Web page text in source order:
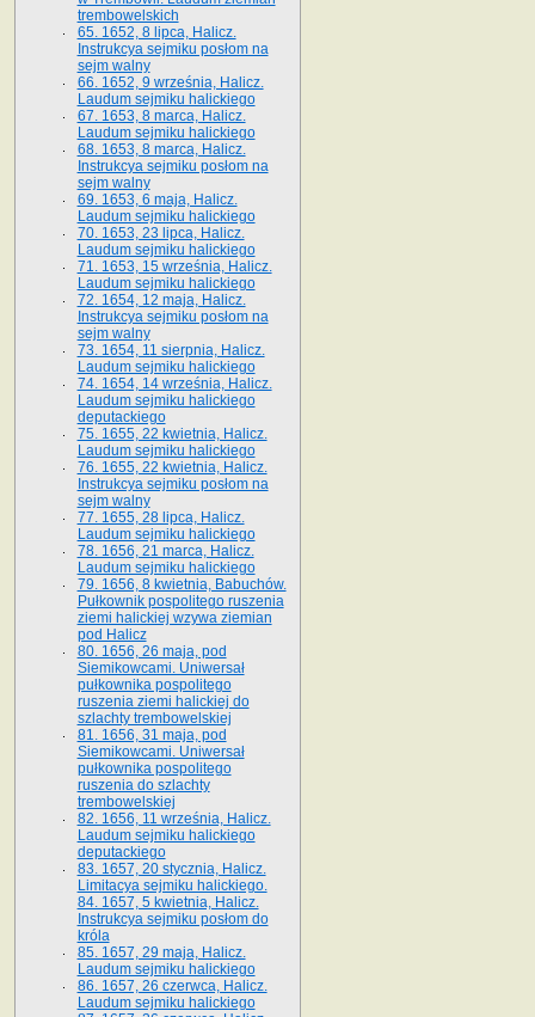
trembowelskich
65. 1652, 8 lipca, Halicz.
Instrukcya sejmiku posłom na
sejm walny
66. 1652, 9 września, Halicz.
Laudum sejmiku halickiego
67. 1653, 8 marca, Halicz.
Laudum sejmiku halickiego
68. 1653, 8 marca, Halicz.
Instrukcya sejmiku posłom na
sejm walny
69. 1653, 6 maja, Halicz.
Laudum sejmiku halickiego
70. 1653, 23 lipca, Halicz.
Laudum sejmiku halickiego
71. 1653, 15 września, Halicz.
Laudum sejmiku halickiego
72. 1654, 12 maja, Halicz.
Instrukcya sejmiku posłom na
sejm walny
73. 1654, 11 sierpnia, Halicz.
Laudum sejmiku halickiego
74. 1654, 14 września, Halicz.
Laudum sejmiku halickiego
deputackiego
75. 1655, 22 kwietnia, Halicz.
Laudum sejmiku halickiego
76. 1655, 22 kwietnia, Halicz.
Instrukcya sejmiku posłom na
sejm walny
77. 1655, 28 lipca, Halicz.
Laudum sejmiku halickiego
78. 1656, 21 marca, Halicz.
Laudum sejmiku halickiego
79. 1656, 8 kwietnia, Babuchów.
Pułkownik pospolitego ruszenia
ziemi halickiej wzywa ziemian
pod Halicz
80. 1656, 26 maja, pod
Siemikowcami. Uniwersał
pułkownika pospolitego
ruszenia ziemi halickiej do
szlachty trembowelskiej
81. 1656, 31 maja, pod
Siemikowcami. Uniwersał
pułkownika pospolitego
ruszenia do szlachty
trembowelskiej
82. 1656, 11 września, Halicz.
Laudum sejmiku halickiego
deputackiego
83. 1657, 20 stycznia, Halicz.
Limitacya sejmiku halickiego.
84. 1657, 5 kwietnia, Halicz.
Instrukcya sejmiku posłom do
króla
85. 1657, 29 maja, Halicz.
Laudum sejmiku halickiego
86. 1657, 26 czerwca, Halicz.
Laudum sejmiku halickiego